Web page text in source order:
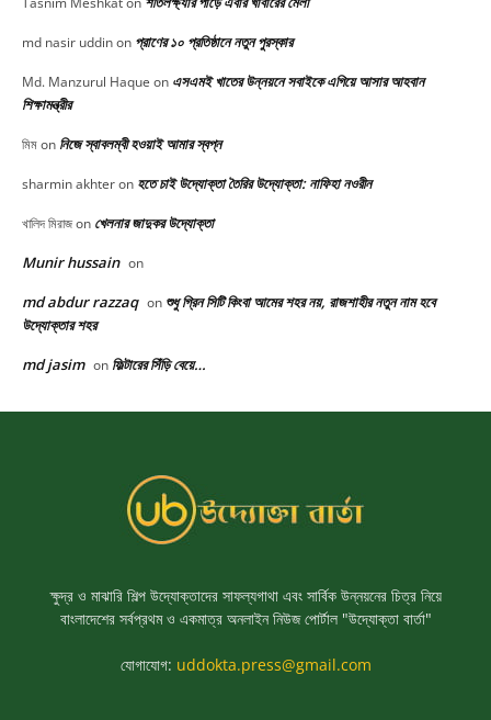
ক্ষুদ্র ও মাঝারি শিল্প উদ্যোক্তাদের সাফল্যগাথা এবং সার্বিক উন্নয়নের চিত্র নিয়ে
বাংলাদেশের সর্বপ্রথম ও একমাত্র অনলাইন নিউজ পোর্টাল "উদ্যোক্তা বার্তা"
যোগাযোগ: uddokta.press@gmail.com